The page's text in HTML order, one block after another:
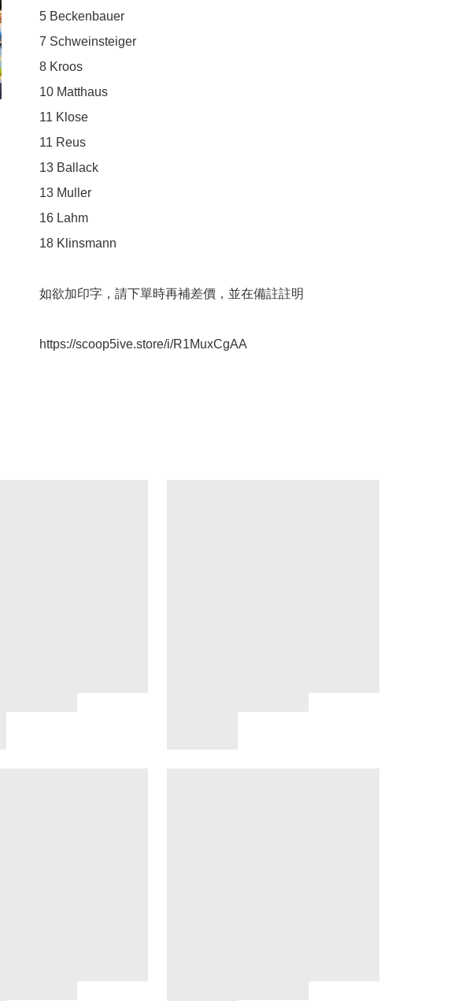
5 Beckenbauer
7 Schweinsteiger
8 Kroos
10 Matthaus
11 Klose
11 Reus
13 Ballack
13 Muller
16 Lahm
18 Klinsmann
如欲加印字，請下單時再補差價，並在備註註明
https://scoop5ive.store/i/R1MuxCgAA